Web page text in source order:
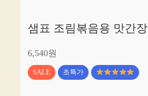
샘표 조림볶음용 맛간장
6,540원
SALE 초특가